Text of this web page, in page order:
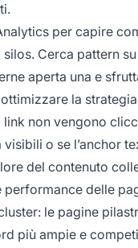
per capire
Cerca pattern
aperta una e
la
link non vengono
o se l’anchor
del contenuto
performance delle
le pagine
più ampie e